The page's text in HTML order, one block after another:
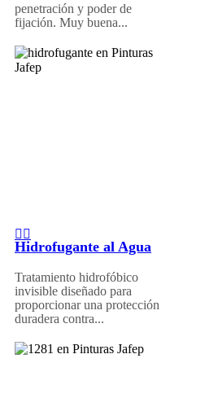
penetración y poder de
fijación. Muy buena...
Hidrofugante al Agua
Tratamiento hidrofóbico
invisible diseñado para
proporcionar una protección
duradera contra...